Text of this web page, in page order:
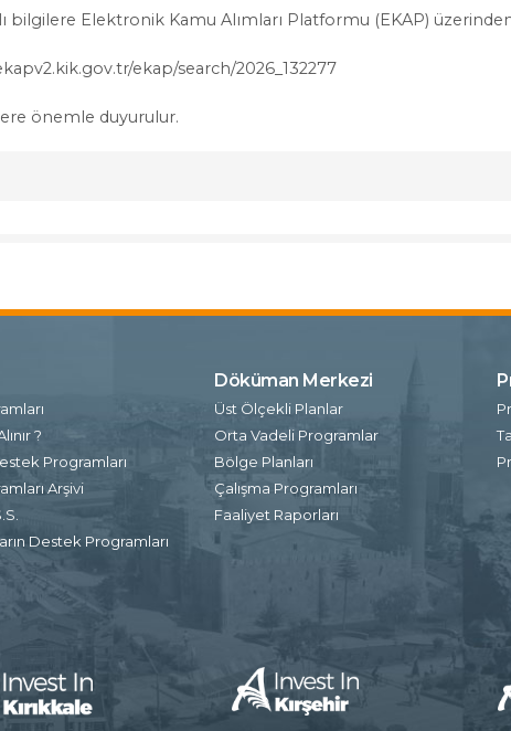
bilgilere Elektronik Kamu Alımları Platformu (EKAP)
ekap/search/2026_132277
önemle duyurulur.
?
Programları
Arşivi
Destek Programları
Döküman Merkezi
Üst Ölçekli Planlar
Orta Vadeli Programlar
Bölge Planları
Çalışma Programları
Faaliyet Raporları